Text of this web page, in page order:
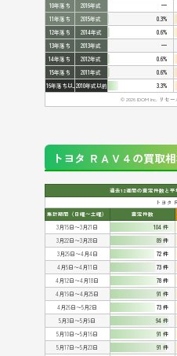
10年落ち
2016年式 —
11年落ち
2015年式 0.3%
12年落ち
2014年式 0.6%
13年落ち
2013年式 —
14年落ち
2012年式 0.6%
15年落ち
2011年式 0.6%
16年落ち以上2010年式以前 3.3%
© 2026 IDOM Inc. リセ
トヨタ ＲＡＶ４の買取
過去12週間の査定件数と平
トヨタ
集計期間（日曜〜土曜）
査定件数
3月15日〜3月21日
104 件
3月22日〜3月28日
89 件
3月29日〜4月4日
72 件
4月5日〜4月11日
73 件
4月12日〜4月18日
78 件
4月19日〜4月25日
91 件
4月26日〜5月2日
73 件
5月3日〜5月9日
94 件
5月10日〜5月16日
91 件
5月17日〜5月23日
91 件